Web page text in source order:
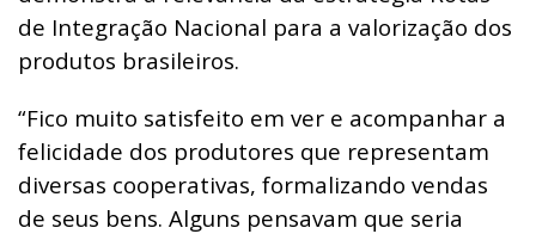
de Integração Nacional para a valorização dos
produtos brasileiros.
“Fico muito satisfeito em ver e acompanhar a
felicidade dos produtores que representam
diversas cooperativas, formalizando vendas
de seus bens. Alguns pensavam que seria